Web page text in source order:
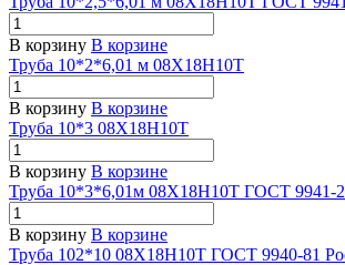
В корзину В корзине
Труба 10*2*6,01 м 08Х18Н10Т
В корзину В корзине
Труба 10*3 08Х18Н10Т
В корзину В корзине
Труба 10*3*6,01м 08Х18Н10Т ГОСТ 9941-
В корзину В корзине
Труба 102*10 08Х18Н10Т ГОСТ 9940-81